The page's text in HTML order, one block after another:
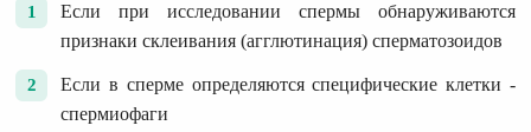
Если при исследовании спермы обнаруживаются
признаки склеивания (агглютинация) сперматозоидов
Если в сперме определяются специфические клетки -
спермиофаги